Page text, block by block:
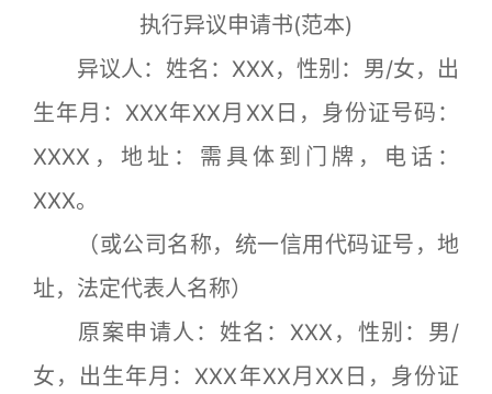
执行异议申请书(范本)
异议人：姓名：XXX，性别：男/女，出
生年月：XXX年XX月XX日，身份证号码：
XXXX，地址：需具体到门牌，电话：
XXX。
（或公司名称，统一信用代码证号，地
址，法定代表人名称）
原案申请人：姓名：XXX，性别：男/
女，出生年月：XXX年XX月XX日，身份证